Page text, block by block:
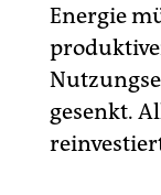
Energie
gesenkt.